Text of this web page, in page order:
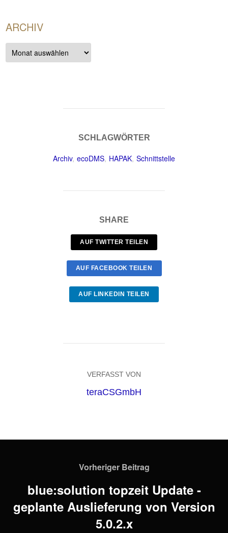
ARCHIV
Archiv
SCHLAGWÖRTER
Archiv, ecoDMS, HAPAK, Schnittstelle
SHARE
AUF TWITTER TEILEN
AUF FACEBOOK TEILEN
AUF LINKEDIN TEILEN
VERFASST VON
teraCSGmbH
Vorheriger Beitrag
blue:solution topzeit Update -
geplante Auslieferung von Version
5.0.2.x